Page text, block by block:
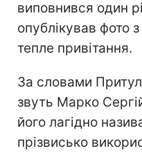
виповнився один
опублікував фото
тепле привітання.
За словами
звуть Марко
його лагідно
прізвисько